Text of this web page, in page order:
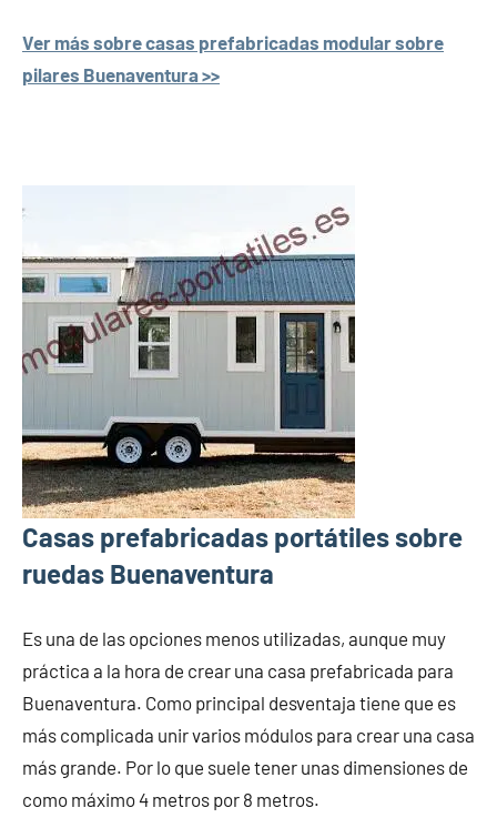
Ver más sobre casas prefabricadas modular sobre
pilares Buenaventura >>
Casas prefabricadas portátiles sobre
ruedas Buenaventura
Es una de las opciones menos utilizadas, aunque muy
práctica a la hora de crear una casa prefabricada para
Buenaventura. Como principal desventaja tiene que es
más complicada unir varios módulos para crear una casa
más grande. Por lo que suele tener unas dimensiones de
como máximo 4 metros por 8 metros.